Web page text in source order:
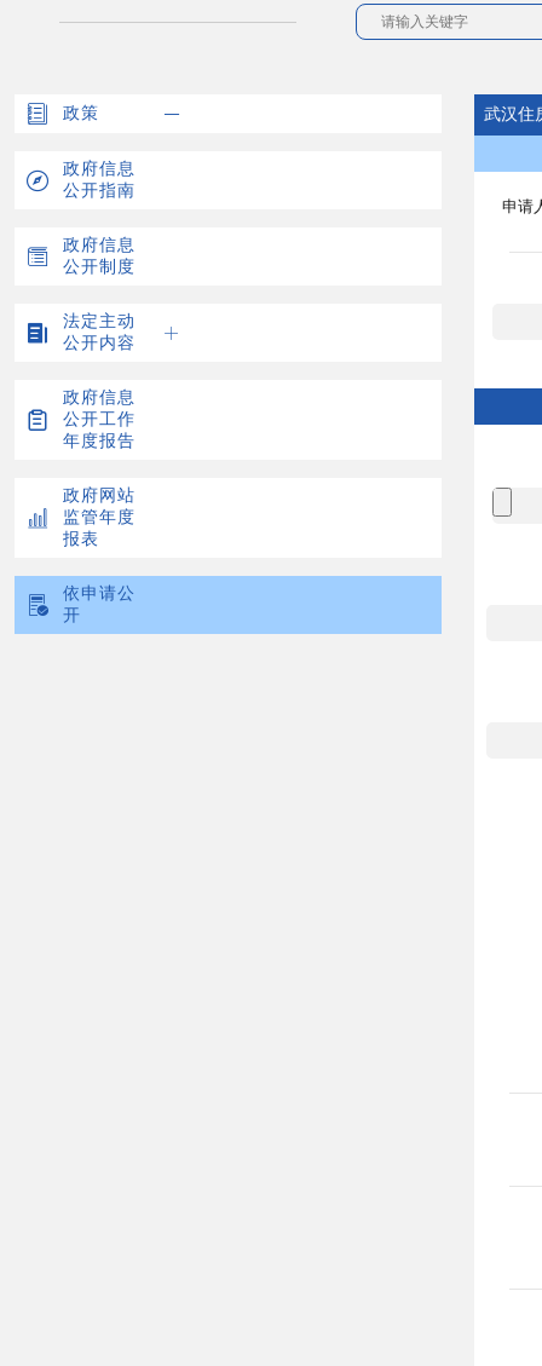
政策
政府信息
公开指南
政府信息
公开制度
法定主动
公开内容
政府信息
公开工作
年度报告
政府网站
监管年度
报表
依申请公
开
武汉住
申请